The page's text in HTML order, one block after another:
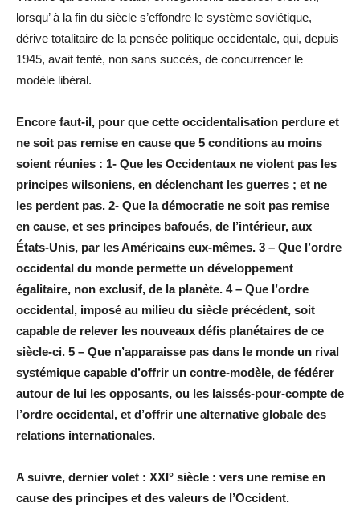
lorsqu’ à la fin du siècle s’effondre le système soviétique,
dérive totalitaire de la pensée politique occidentale, qui, depuis
1945, avait tenté, non sans succès, de concurrencer le
modèle libéral.
Encore faut-il, pour que cette occidentalisation perdure et
ne soit pas remise en cause que 5 conditions au moins
soient réunies : 1- Que les Occidentaux ne violent pas les
principes wilsoniens, en déclenchant les guerres ; et ne
les perdent pas. 2- Que la démocratie ne soit pas remise
en cause, et ses principes bafoués, de l’intérieur, aux
États-Unis, par les Américains eux-mêmes. 3 – Que l’ordre
occidental du monde permette un développement
égalitaire, non exclusif, de la planète. 4 – Que l’ordre
occidental, imposé au milieu du siècle précédent, soit
capable de relever les nouveaux défis planétaires de ce
siècle-ci. 5 – Que n’apparaisse pas dans le monde un rival
systémique capable d’offrir un contre-modèle, de fédérer
autour de lui les opposants, ou les laissés-pour-compte de
l’ordre occidental, et d’offrir une alternative globale des
relations internationales.
A suivre, dernier volet : XXI° siècle : vers une remise en
cause des principes et des valeurs de l’Occident.